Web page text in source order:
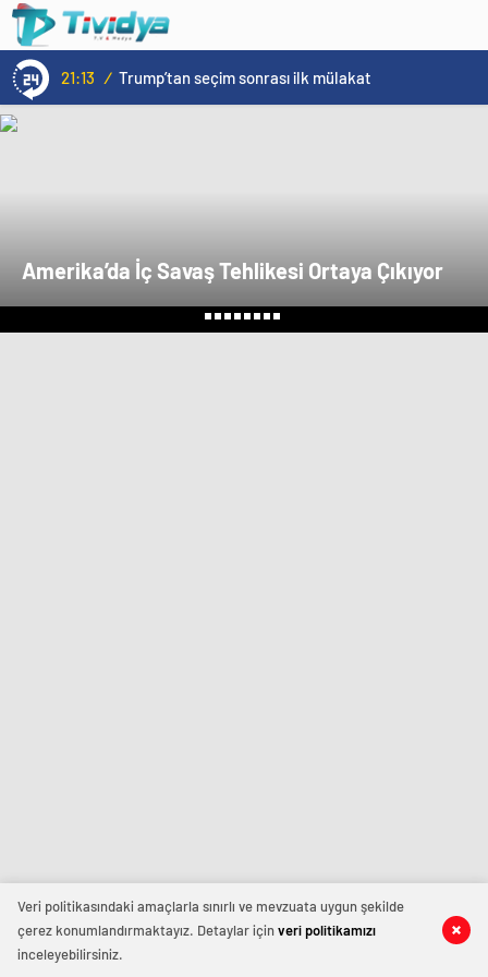
evden
eve
nakliyat
21:13 / Trump’tan seçim sonrası ilk mülakat
Amerika’da İç Savaş Tehlikesi Ortaya Çıkıyor
Veri politikasındaki amaçlarla sınırlı ve mevzuata uygun şekilde
çerez konumlandırmaktayız. Detaylar içinveri politikamızı
inceleyebilirsiniz.